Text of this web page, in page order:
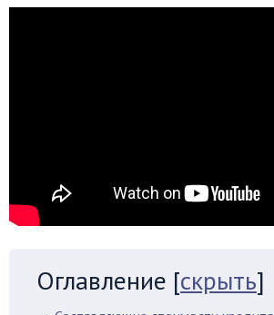
Оглавление [скрыть]